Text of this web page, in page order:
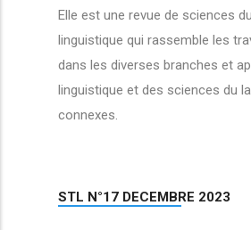
Elle est une revue de sciences
linguistique qui rassemble les
dans les diverses branches et
linguistique et des sciences du
connexes.
STL N°17 DECEMBRE 2023